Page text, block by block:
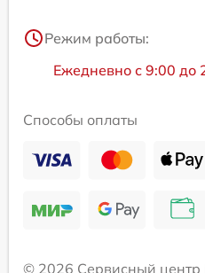
Режим работы:
Ежедневно с 9:00 до
Способы оплаты
© 2026 Сервисный центр